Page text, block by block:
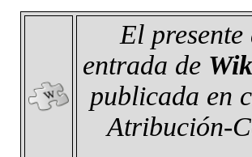
El
entrada de
publicada en
Atribución-